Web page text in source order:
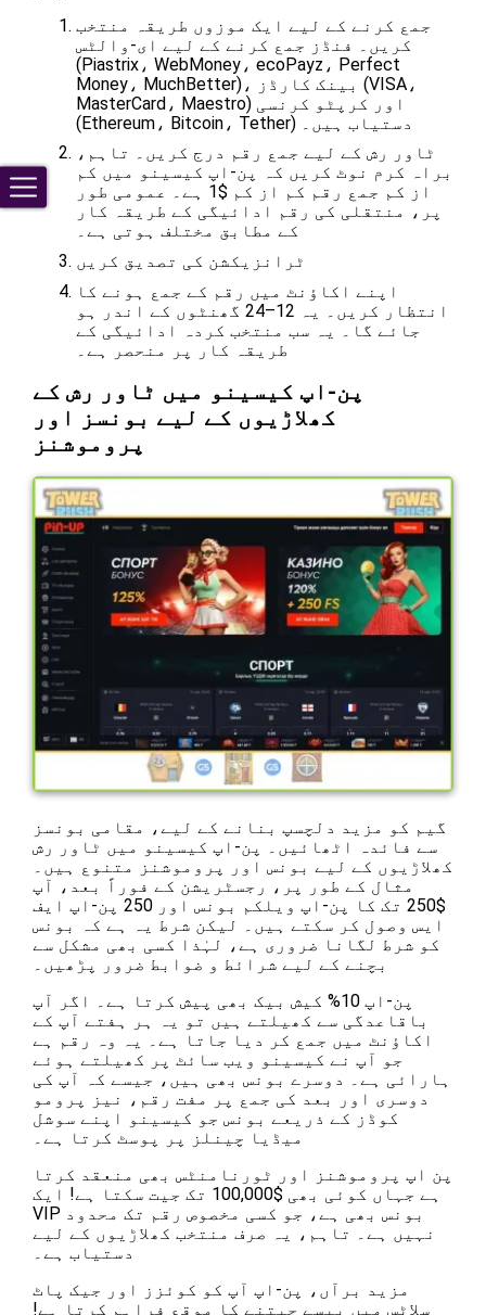
جمع کرنے کے لیے ایک موزوں طریقہ منتخب
کریں۔ فنڈز جمع کرنے کے لیے ای-والٹس
(Piastrix، WebMoney، ecoPayz، Perfect
Money، MuchBetter)، بینک کارڈز (VISA،
MasterCard، Maestro) اور کرپٹو کرنسی
(Ethereum، Bitcoin، Tether) دستیاب ہیں۔
ٹاور رش کے لیے جمع رقم درج کریں۔ تاہم،
براہ کرم نوٹ کریں کہ پن-اپ کیسینو میں کم
از کم جمع رقم کم از کم $1 ہے۔ عمومی طور
پر، منتقلی کی رقم ادائیگی کے طریقہ کار
کے مطابق مختلف ہوتی ہے۔
ٹرانزیکشن کی تصدیق کریں
اپنے اکاؤنٹ میں رقم کے جمع ہونے کا
انتظار کریں۔ یہ 12–24 گھنٹوں کے اندر ہو
جائے گا۔ یہ سب منتخب کردہ ادائیگی کے
طریقہ کار پر منحصر ہے۔
پن-اپ کیسینو میں ٹاور رش کے
کھلاڑیوں کے لیے بونسز اور
پروموشنز
گیم کو مزید دلچسپ بنانے کے لیے، مقامی بونسز
سے فائدہ اٹھائیں۔ پن-اپ کیسینو میں ٹاور رش
کھلاڑیوں کے لیے بونس اور پروموشنز متنوع ہیں۔
مثال کے طور پر، رجسٹریشن کے فوراً بعد، آپ
$250 تک کا پن-اپ ویلکم بونس اور 250 پن-اپ ایف
ایس وصول کر سکتے ہیں۔ لیکن شرط یہ ہے کہ بونس
کو شرط لگانا ضروری ہے، لہٰذا کسی بھی مشکل سے
بچنے کے لیے شرائط و ضوابط ضرور پڑھیں۔
پن-اپ 10% کیش بیک بھی پیش کرتا ہے۔ اگر آپ
باقاعدگی سے کھیلتے ہیں تو یہ ہر ہفتے آپ کے
اکاؤنٹ میں جمع کر دیا جاتا ہے۔ یہ وہ رقم ہے
جو آپ نے کیسینو ویب سائٹ پر کھیلتے ہوئے
ہارائی ہے۔ دوسرے بونس بھی ہیں، جیسے کہ آپ کی
دوسری اور بعد کی جمع پر مفت رقم، نیز پرومو
کوڈز کے ذریعے بونس جو کیسینو اپنے سوشل
میڈیا چینلز پر پوسٹ کرتا ہے۔
پن اپ پروموشنز اور ٹورنامنٹس بھی منعقد کرتا
ہے جہاں کوئی بھی $100,000 تک جیت سکتا ہے! ایک
VIP بونس بھی ہے، جو کسی مخصوص رقم تک محدود
نہیں ہے۔ تاہم، یہ صرف منتخب کھلاڑیوں کے لیے
دستیاب ہے۔
مزید برآں، پن-اپ آپ کو کوئزز اور جیک پاٹ
سلاٹس میں پیسے جیتنے کا موقع فراہم کرتا ہے!